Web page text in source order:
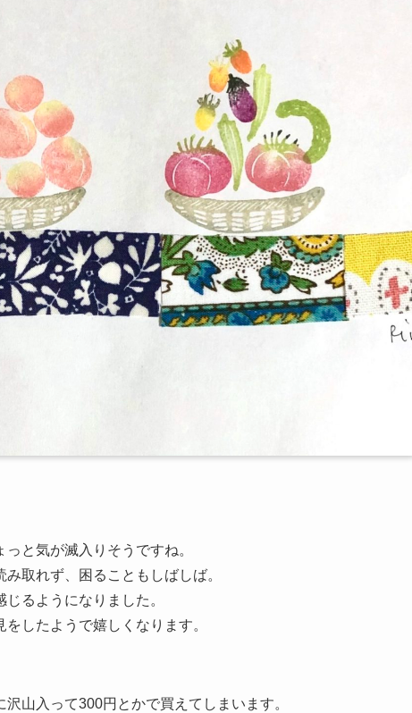
と気が滅入りそうですね。
取れず、困ることもしばしば。
るようになりました。
したようで嬉しくなります。
山入って300円とかで買えてしまいます。